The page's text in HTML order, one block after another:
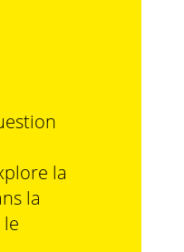
la
la